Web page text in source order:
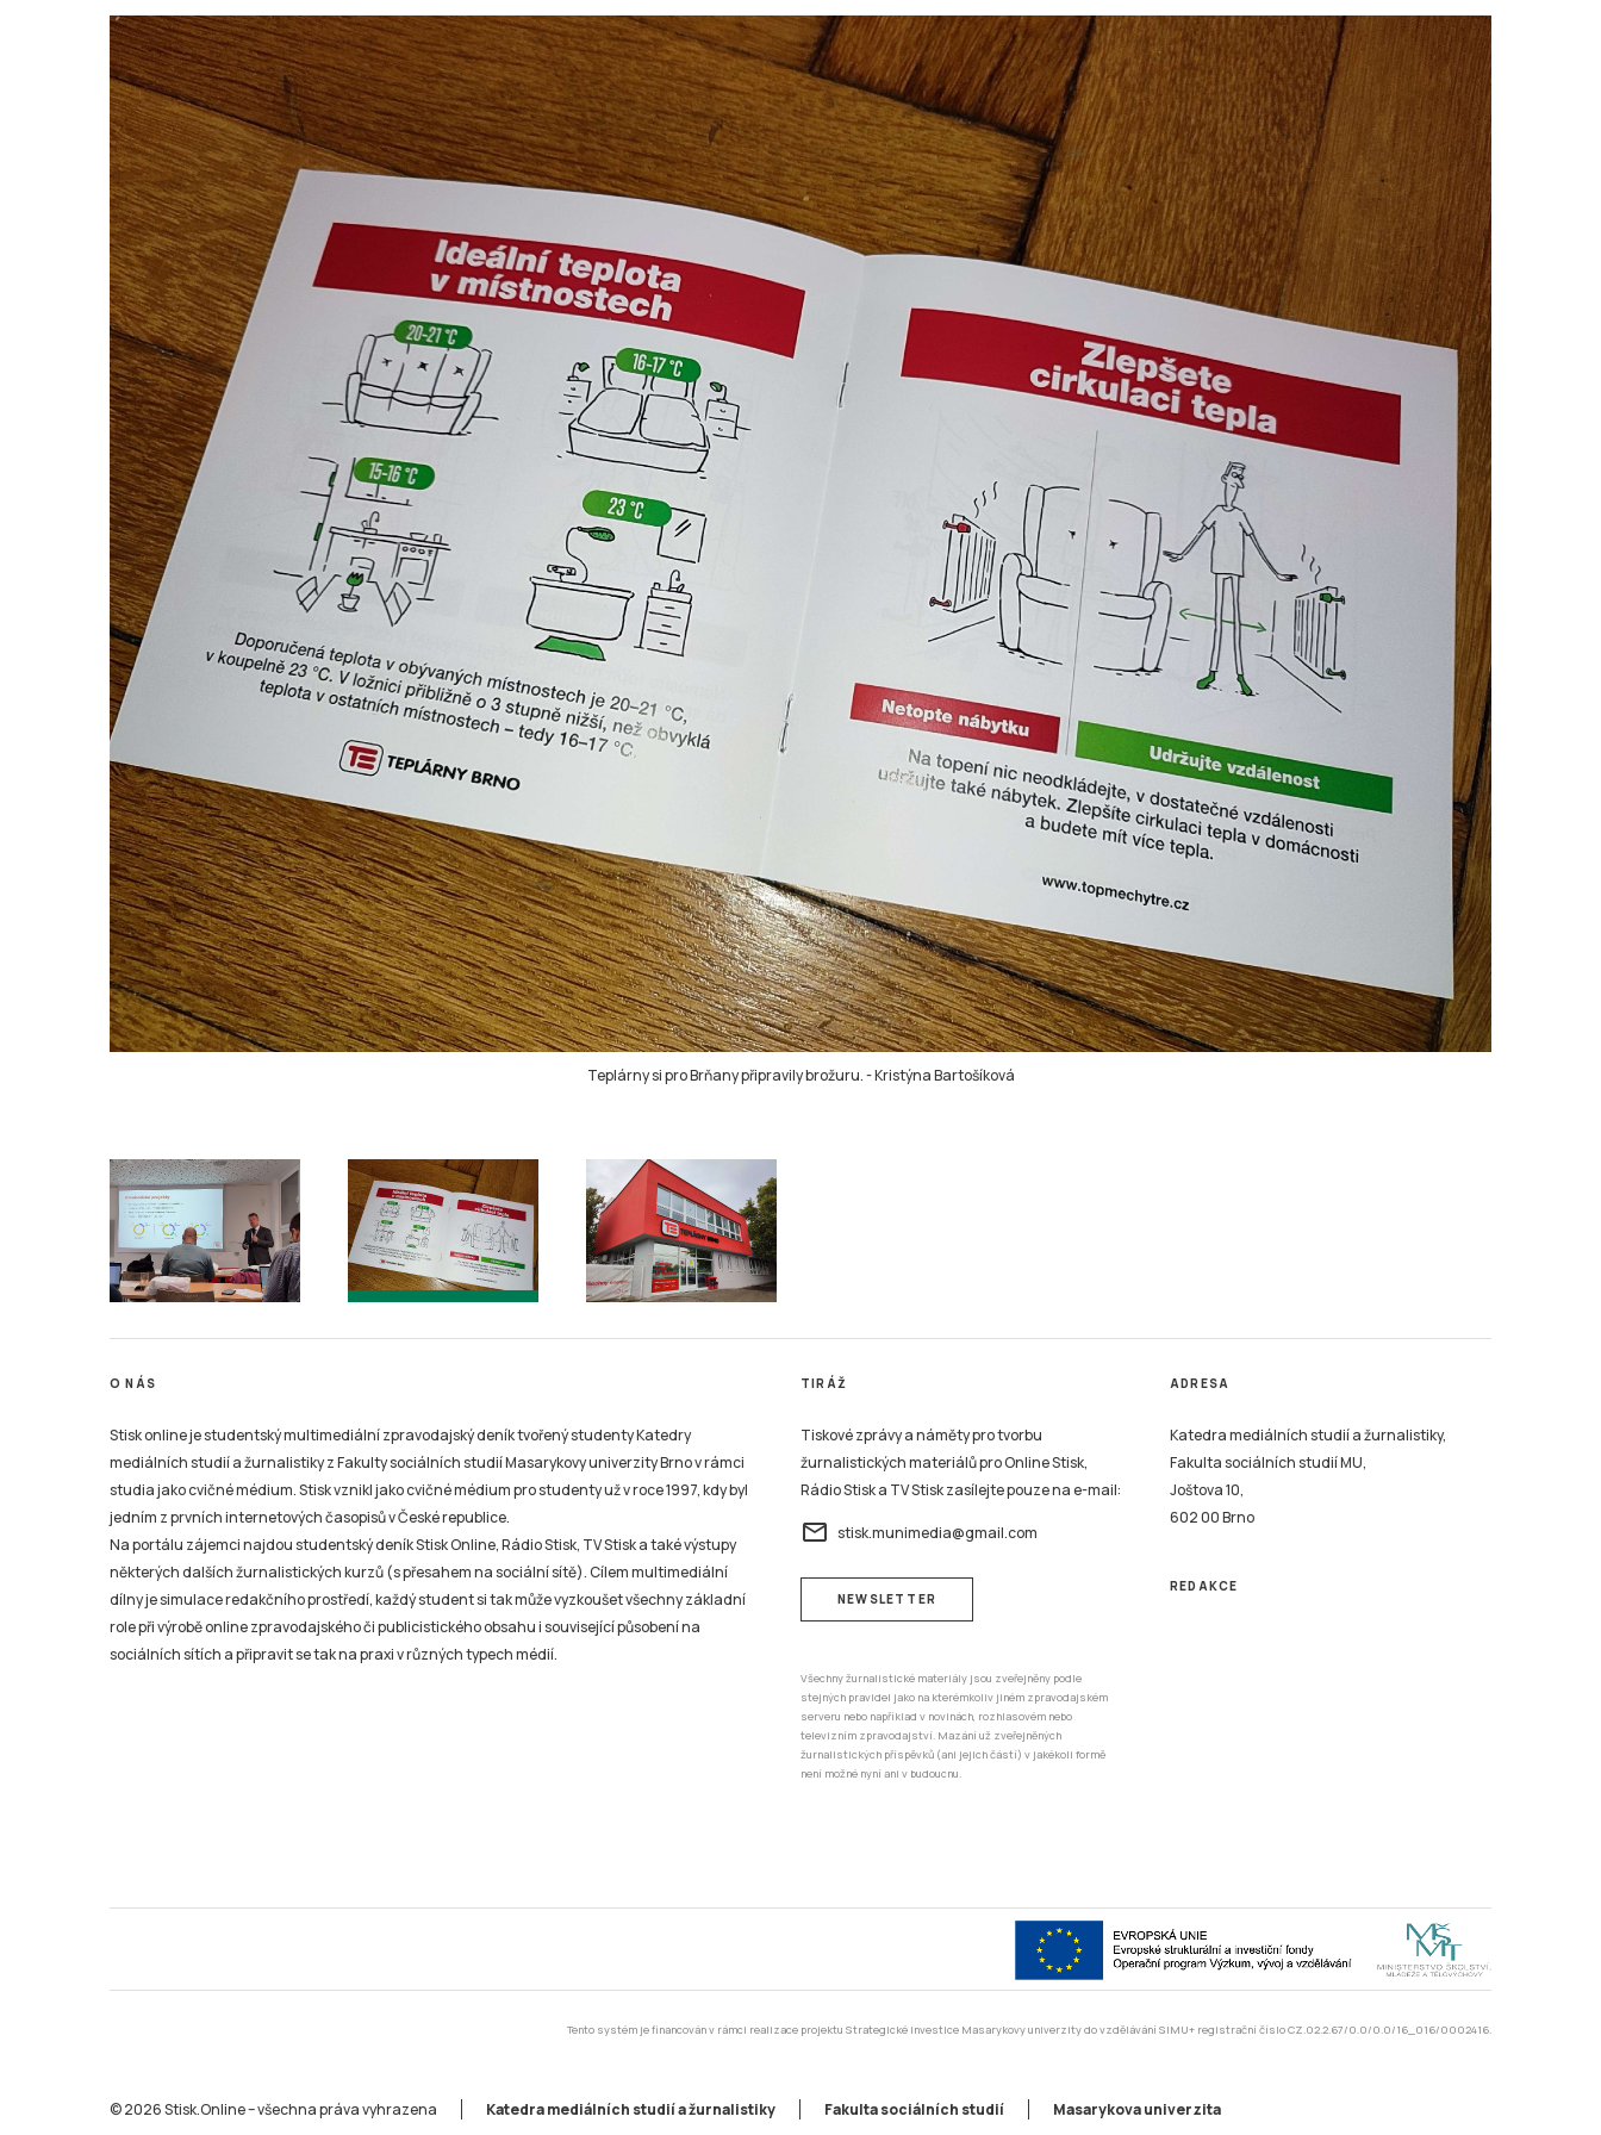
Teplárny si pro Brňany připravily brožuru.-Kristýna Bartošíková
O NÁS
Stisk online je studentský multimediální zpravodajský deník tvořený studenty Katedry
mediálních studií a žurnalistiky z Fakulty sociálních studií Masarykovy univerzity Brno v rámci
studia jako cvičné médium. Stisk vznikl jako cvičné médium pro studenty už v roce 1997, kdy byl
jedním z prvních internetových časopisů v České republice.
Na portálu zájemci najdou studentský deník Stisk Online, Rádio Stisk, TV Stisk a také výstupy
některých dalších žurnalistických kurzů (s přesahem na sociální sítě). Cílem multimediální
dílny je simulace redakčního prostředí, každý student si tak může vyzkoušet všechny základní
role při výrobě online zpravodajského či publicistického obsahu i související působení na
sociálních sítích a připravit se tak na praxi v různých typech médií.
TIRÁŽ
Tiskové zprávy a náměty pro tvorbu
žurnalistických materiálů pro Online Stisk,
Rádio Stisk a TV Stisk zasílejte pouze na e-mail:
email stisk.munimedia@gmail.com
NEWSLETTER
Všechny žurnalistické materiály jsou zveřejněny podle
stejných pravidel jako na kterémkoliv jiném zpravodajském
serveru nebo například v novinách, rozhlasovém nebo
televizním zpravodajství. Mazání už zveřejněných
žurnalistických příspěvků (ani jejich částí) v jakékoli formě
není možné nyní ani v budoucnu.
ADRESA
Katedra mediálních studií a žurnalistiky,
Fakulta sociálních studií MU,
Joštova 10,
602 00 Brno
REDAKCE
Tento systém je financován v rámci realizace projektu Strategické investice Masarykovy univerzity do vzdělávání SIMU+ registrační číslo CZ.02.2.67/0.0/0.0/16_016/0002416.
© 2026 Stisk.Online – všechna práva vyhrazena Katedra mediálních studií a žurnalistiky Fakulta sociálních studií Masarykova univerzita